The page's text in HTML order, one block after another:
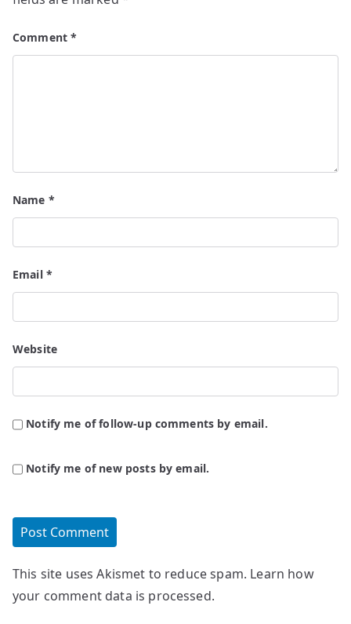
Comment*
Name *
Email *
Website
Notify me of follow-up comments by email.
Notify me of new posts by email.
This site uses Akismet to reduce spam. Learn how
your comment data is processed.